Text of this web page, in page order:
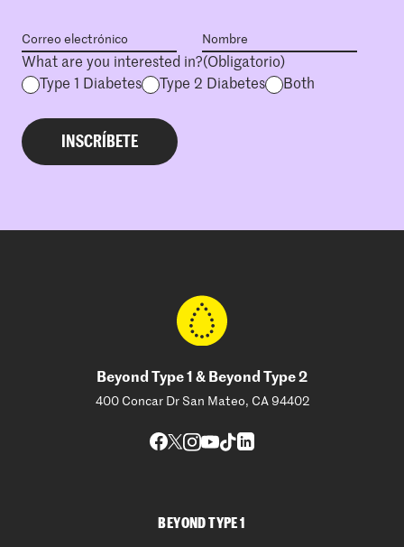
What are you interested in?(Obligatorio)
Type 1 Diabetes
Type 2 Diabetes Both
Beyond Type 1 & Beyond Type 2
400 Concar Dr San Mateo, CA 94402
BEYOND TYPE 1